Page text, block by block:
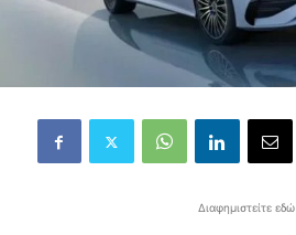
Διαφημιστείτε εδώ